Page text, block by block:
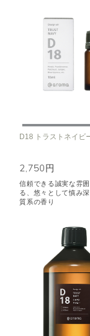
ピエゾ専用
ブランチ・
機能で絞り
リラックス
ビューティ
種類で絞り
ラベンダー
ユーカリ
ヒノキ
D18 トラストネイビ
2,750円
信頼できる誠実な雰
る、悠々として慎み
質系の香り